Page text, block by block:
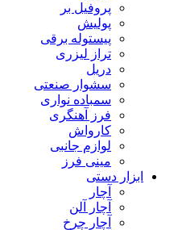
پروفیل بر
پولیش
پیستوله برقی
تراز لیزری
دریل
سشوار صنعتی
سمباده نواری
فرز آهنگری
کارواش
لوازم جانبی
مینی فرز
ابزار دستی
آچار
آچار آلن
آچار چرخ